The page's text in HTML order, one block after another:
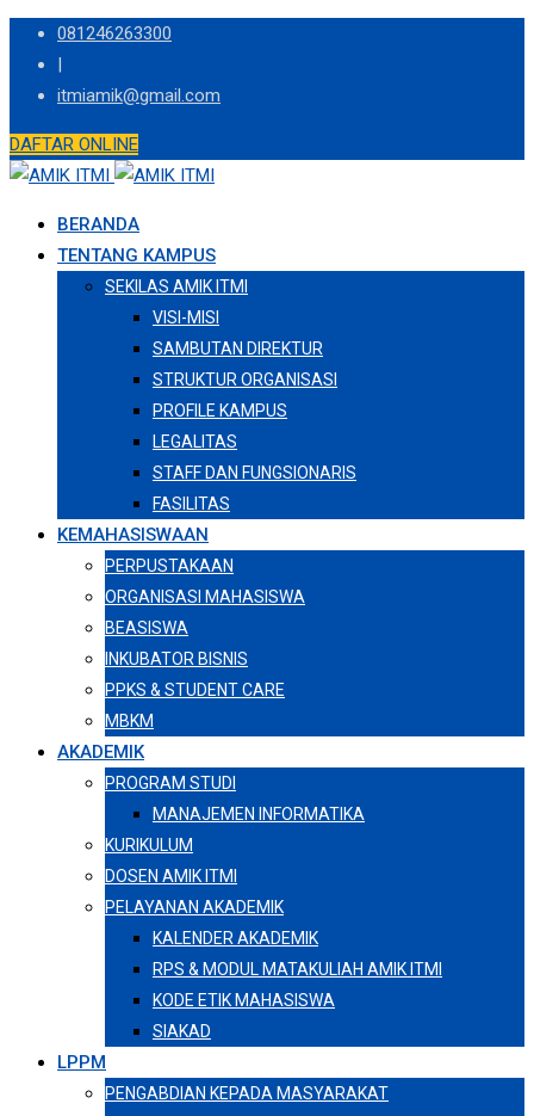
Skip
content
081246263300
|
itmiamik@gmail.com
DAFTAR ONLINE
BERANDA
TENTANG KAMPUS
SEKILAS AMIK ITMI
VISI-MISI
SAMBUTAN DIREKTUR
STRUKTUR ORGANISASI
PROFILE KAMPUS
LEGALITAS
STAFF DAN FUNGSIONARIS
FASILITAS
KEMAHASISWAAN
PERPUSTAKAAN
ORGANISASI MAHASISWA
BEASISWA
INKUBATOR BISNIS
PPKS & STUDENT CARE
MBKM
AKADEMIK
PROGRAM STUDI
MANAJEMEN INFORMATIKA
KURIKULUM
DOSEN AMIK ITMI
PELAYANAN AKADEMIK
KALENDER AKADEMIK
RPS & MODUL MATAKULIAH AMIK ITMI
KODE ETIK MAHASISWA
SIAKAD
LPPM
PENGABDIAN KEPADA MASYARAKAT